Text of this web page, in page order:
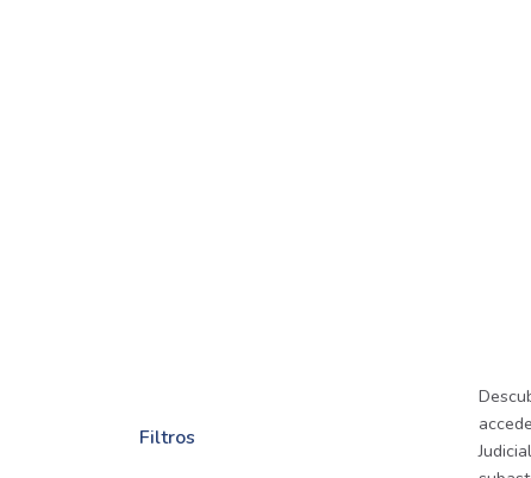
Filtros